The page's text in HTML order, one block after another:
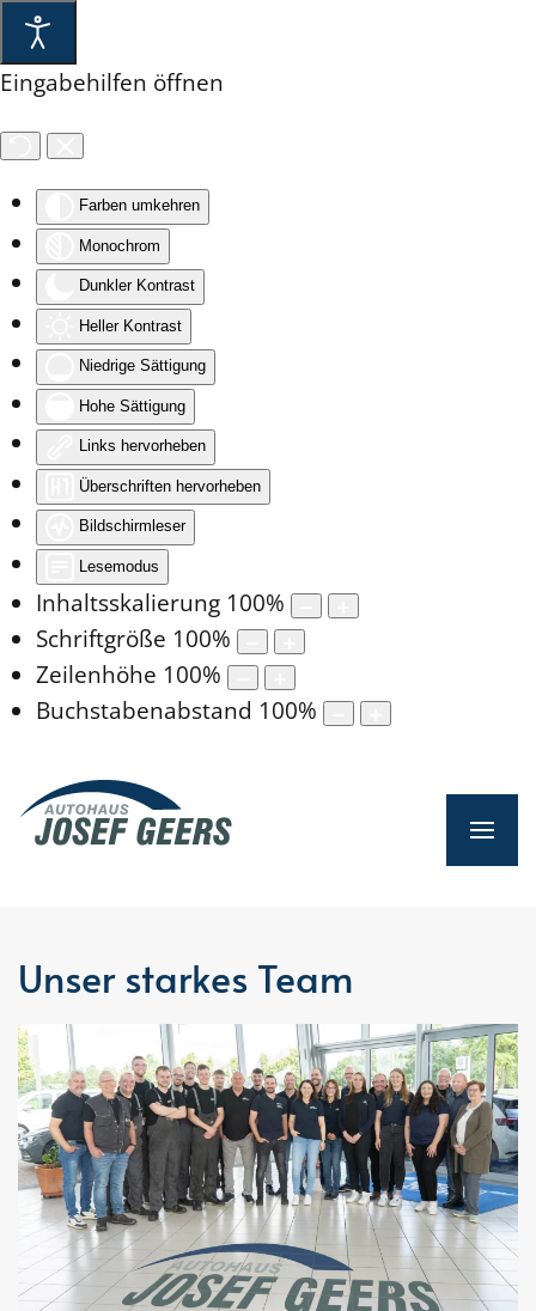
Eingabehilfen öffnen
Farben umkehren
Monochrom
Dunkler Kontrast
Heller Kontrast
Niedrige Sättigung
Hohe Sättigung
Links hervorheben
Überschriften hervorheben
Bildschirmleser
Lesemodus
Inhaltsskalierung 100%
Schriftgröße 100%
Zeilenhöhe 100%
Buchstabenabstand 100%
Skip to main content
Unser starkes Team